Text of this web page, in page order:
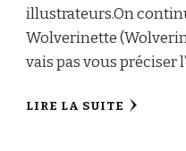
illustrateurs.On
Wolverinette
vais pas vous préciser
LIRE LA SUITE